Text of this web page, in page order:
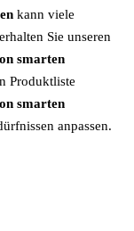
kann viele
Sie unseren
smarten
Produktliste
smarten
anpassen.